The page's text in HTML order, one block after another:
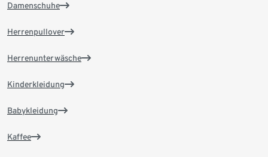
Damenschuhe
Herrenpullover
Herrenunterwäsche
Kinderkleidung
Babykleidung
Kaffee